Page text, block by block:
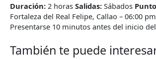
Duración: 2 horas Salidas: Sábados
Fortaleza del Real Felipe, Callao – 06:00 pm
Presentarse 10 minutos antes del inicio
También te puede